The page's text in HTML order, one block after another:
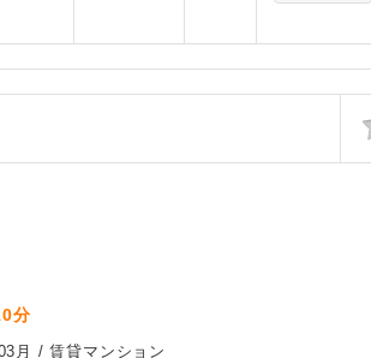
分
月 / 賃貸マンション